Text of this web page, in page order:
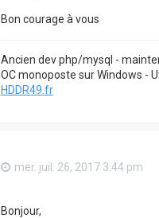
Bon courage à vous
Ancien dev php/mysql -
OC monoposte sur Windows -
HDDR49.fr
mer. juil. 26, 2017 3:44 pm
Bonjour,